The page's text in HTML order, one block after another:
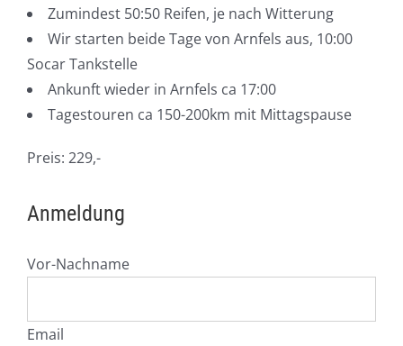
Zumindest 50:50 Reifen, je nach Witterung
Wir starten beide Tage von Arnfels aus, 10:00
Socar Tankstelle
Ankunft wieder in Arnfels ca 17:00
Tagestouren ca 150-200km mit Mittagspause
Preis: 229,-
Anmeldung
Vor-Nachname
Email